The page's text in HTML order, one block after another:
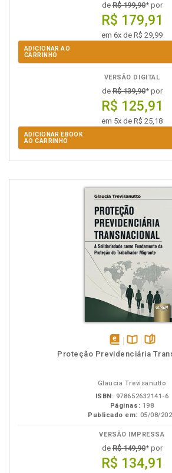
deR$ 199,90* por
R$ 179,91
em 6x de R$ 29,99
ADICIONAR AO
CARRINHO
VERSÃO DIGITAL
deR$ 139,90* por
R$ 125,91
em 5x de R$ 25,18
ADICIONAR EBOOK
AO CARRINHO
disponívelDisponível
Proteção Previdenciária
Glaucia Trevisanutto
ISBN: 978652632141-6
Páginas: 198
Publicado em: 05/08/
VERSÃO IMPRESSA
deR$ 149,90* por
R$ 134,91